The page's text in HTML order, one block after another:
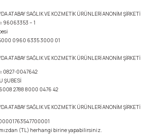
ATABAY SAĞLIK VE KOZMETİK ÜRÜNLERİ ANONİM ŞİRKETİ
96063353 – 1
0960 6335 3000 01
ATABAY SAĞLIK VE KOZMETİK ÜRÜNLERİ ANONİM ŞİRKETİ
0827-0047642
ŞUBESİ
2788 8000 0476 42
ATABAY SAĞLIK VE KOZMETİK ÜRÜNLERİ ANONİM ŞİRKETİ
(TL) herhangi birine yapabilirsiniz.